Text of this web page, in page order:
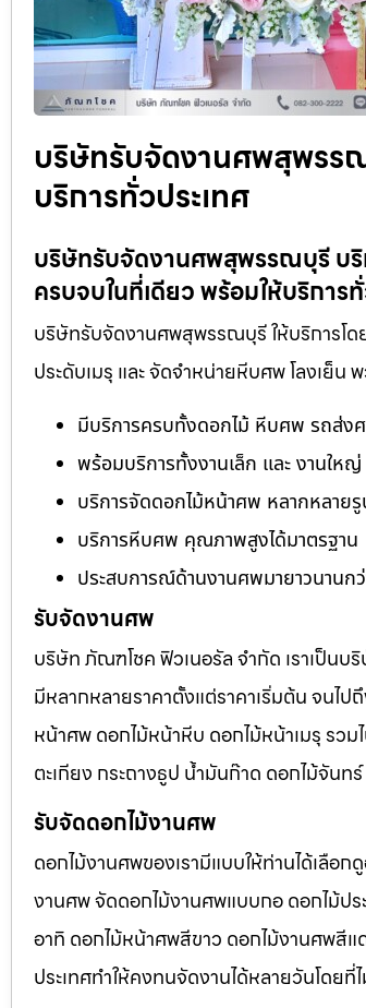
บริษัทรับจัดงานศพสุพรร
บริการทั่วประเทศ
บริษัทรับจัดงานศพสุพรรณบุรี บริ
ครบจบในที่เดียว พร้อมให้บริการ
บริษัทรับจัดงานศพสุพรรณบุรี ให้บริการโ
ประดับเมรุ และ จัดจำหน่ายหีบศพ โลงเย็น
มีบริการครบทั้งดอกไม้ หีบศพ รถส่ง
พร้อมบริการทั้งงานเล็ก และ งานใหญ่
บริการจัดดอกไม้หน้าศพ หลากหลาย
บริการหีบศพ คุณภาพสูงได้มาตรฐาน
ประสบการณ์ด้านงานศพมายาวนานก
รับจัดงานศพ
บริษัท ภัณฑโชค ฟิวเนอรัล จำกัด เราเป็น
มีหลากหลายราคาตั้งแต่ราคาเริ่มต้น จนไ
หน้าศพ ดอกไม้หน้าหีบ ดอกไม้หน้าเมรุ ร
ตะเกียง กระถางธูป น้ำมันก๊าด ดอกไม้จัน
รับจัดดอกไม้งานศพ
ดอกไม้งานศพของเรามีแบบให้ท่านได้เลือ
งานศพ จัดดอกไม้งานศพแบบกอ ดอกไม้ปร
อาทิ ดอกไม้หน้าศพสีขาว ดอกไม้งานศพสีแ
ประเทศทำให้คงทนจัดงานได้หลายวันโดย